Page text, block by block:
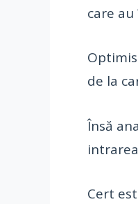
care
de la
Însă
Cert